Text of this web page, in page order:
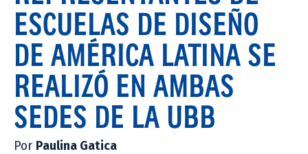
ESCUELAS DE DISEÑO
DE AMÉRICA LATINA SE
REALIZÓ EN AMBAS
SEDES DE LA UBB
Por Paulina Gatica